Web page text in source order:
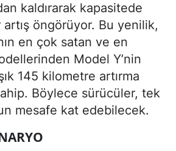
kaldırarak kapasitede
öngörüyor. Bu yenilik,
en çok satan ve en
Model Y’nin
145 kilometre artırma
Böylece sürücüler, tek
mesafe kat edebilecek.